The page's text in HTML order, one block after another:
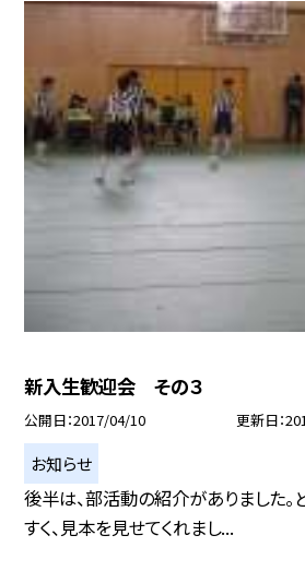
新入生歓迎会 その３
公開日 2017/04/10 更新日
お知らせ
後半は、部活動の紹介がありました
すく、見本を見せてくれまし...